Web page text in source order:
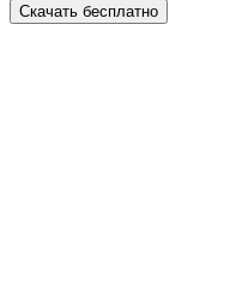
Скачать бесплатно